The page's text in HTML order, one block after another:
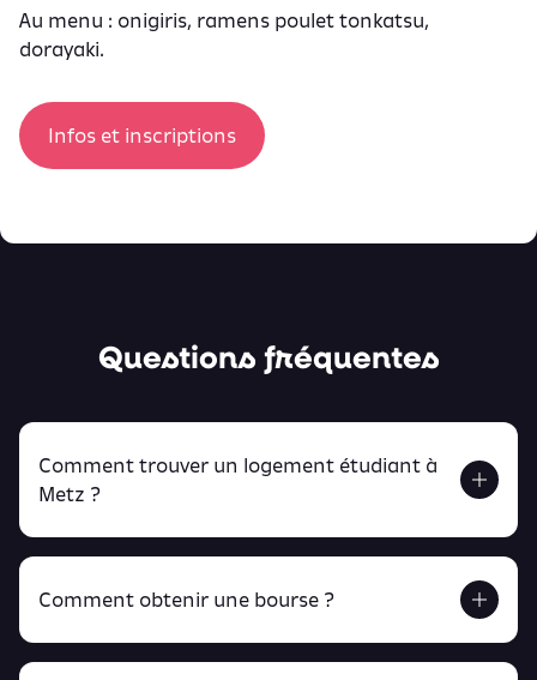
Au menu : onigiris, ramens poulet tonkatsu,
dorayaki.
Infos et inscriptions
Questions fréquentes
Comment trouver un logement étudiant à
Metz ?
Retrouve tout ça en cliquant ici !
Comment obtenir une bourse ?